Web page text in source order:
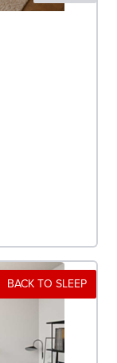
BACK TO SLEEP